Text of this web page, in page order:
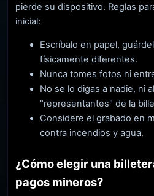
pierde su dispositivo. Reglas
inicial:
Escríbalo en papel,
físicamente diferentes.
Nunca tomes fotos ni
No se lo digas a nadie, ni
"representantes" de la
Considere el grabado en
contra incendios y agua.
¿Cómo elegir una
pagos mineros?